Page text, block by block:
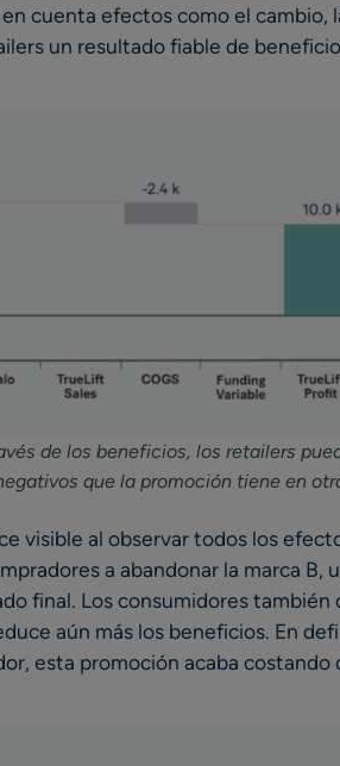
cuenta efectos como el cambio,
un resultado fiable de
de los beneficios, los retailers
que la promoción tiene en
visible al observar todos los
a abandonar la marca B,
final. Los consumidores también
aún más los beneficios. En
esta promoción acaba costando